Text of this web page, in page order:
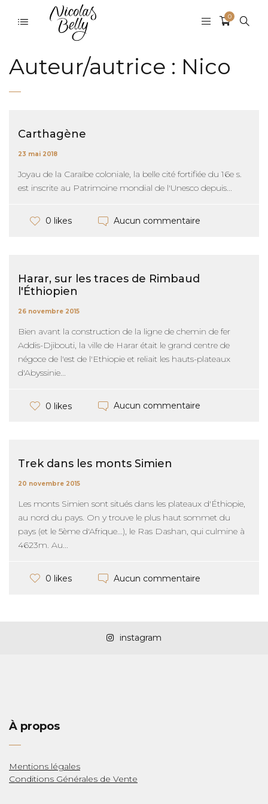
0
Auteur/autrice : Nico
Carthagène
23 mai 2018
Joyau de la Caraïbe coloniale, la belle cité fortifiée du 16e s.
est inscrite au Patrimoine mondial de l'Unesco depuis...
0 likes Aucun commentaire
Harar, sur les traces de Rimbaud
l'Éthiopien
26 novembre 2015
Bien avant la construction de la ligne de chemin de fer
Addis-Djibouti, la ville de Harar était le grand centre de
négoce de l'est de l'Ethiopie et reliait les hauts-plateaux
d'Abyssinie...
0 likes Aucun commentaire
Trek dans les monts Simien
20 novembre 2015
Les monts Simien sont situés dans les plateaux d'Éthiopie,
au nord du pays. On y trouve le plus haut sommet du
pays (et le 5ème d'Afrique...), le Ras Dashan, qui culmine à
4623m. Au...
0 likes Aucun commentaire
instagram
À propos
Mentions légales
Conditions Générales de Vente